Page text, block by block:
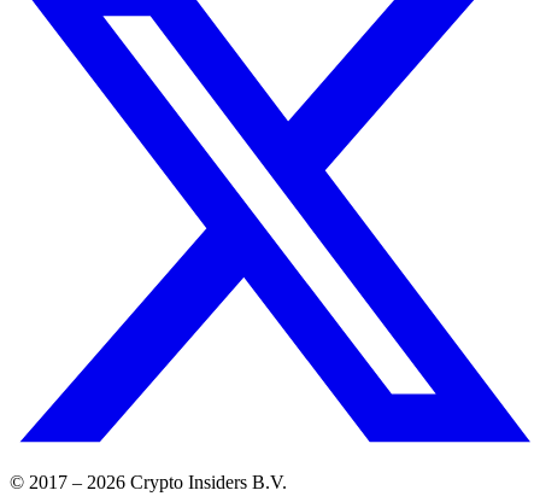
© 2017 – 2026 Crypto Insiders B.V.